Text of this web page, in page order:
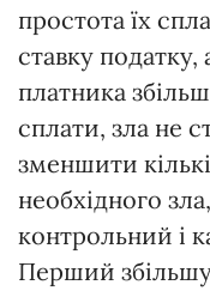
простота їх
ставку
платника
сплати, зла не
зменшити
необхідного
контрольний і
Перший